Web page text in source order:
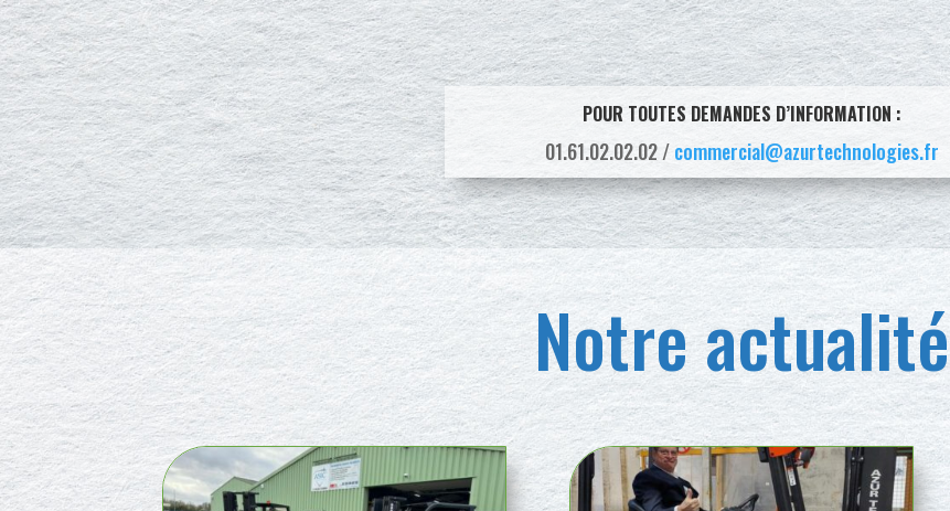
POUR TOUTES DEMANDES D’INFORMATION :
01.61.02.02.02 /commercial@azurtechnologies.fr
Notre actualité